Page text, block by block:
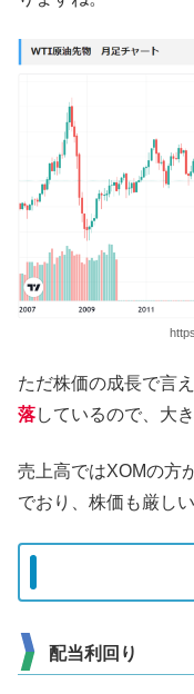
ただ株価の成長で言
落しているので、大
売上高ではXOMの方
でおり、株価も厳し
配当利回り